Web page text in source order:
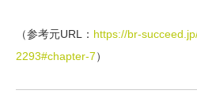
（参考元URL： https://br-
2293#chapter-7）